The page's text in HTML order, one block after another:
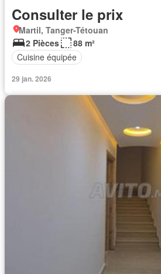
Consulter le prix
Martil, Tanger-Tétouan
2 Pièces
88 m²
Cuisine équipée
29 jan. 2026